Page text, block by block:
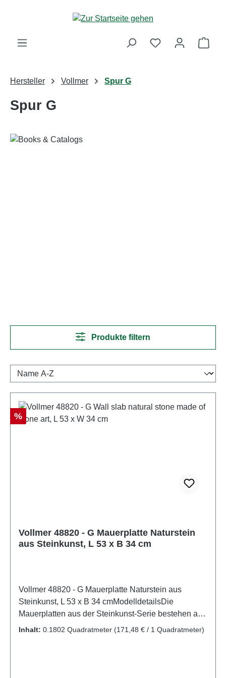
Zum Hauptinhalt springen
Hersteller Vollmer Spur G
Spur G
Produkte filtern
Rabatt
%
Vollmer 48820 - G Mauerplatte Naturstein
aus Steinkunst, L 53 x B 34 cm
Vollmer 48820 - G Mauerplatte Naturstein aus
Steinkunst, L 53 x B 34 cmModelldetailsDie
Mauerplatten aus der Steinkunst-Serie bestehen aus
wetterfestem Sedimentverbundwerkstoff. Dieser
Inhalt: 0.1802 Quadratmeter (171,48 € / 1 Quadratmeter)